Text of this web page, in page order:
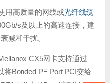
用高质量的网线或光纤线缆
s及以上的高速连接，建
减和干扰。
CX5网卡支持通过
将Bonded PF Port PCI交给